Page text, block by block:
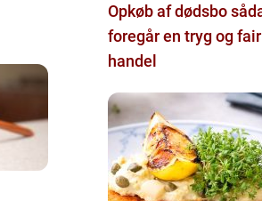
Opkøb af dødsbo sådan
foregår en tryg og fair
handel